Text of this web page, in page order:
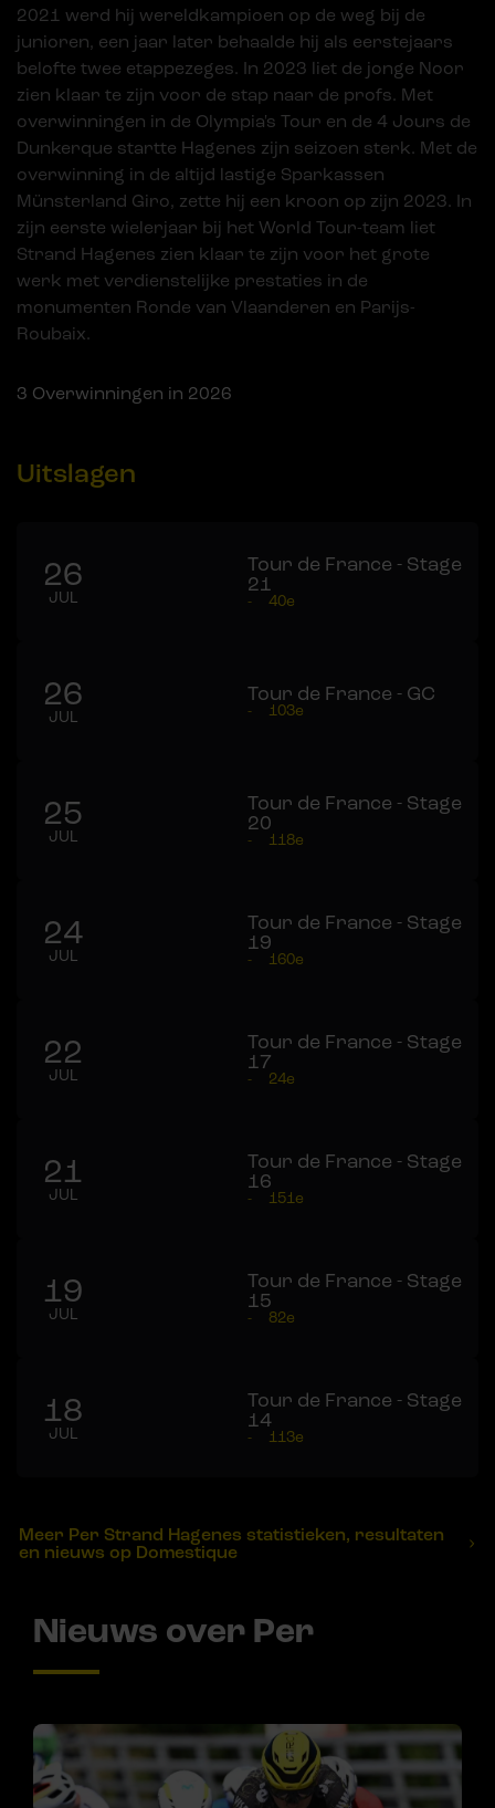
2021 werd hij wereldkampioen op de weg bij de
junioren, een jaar later behaalde hij als eerstejaars
belofte twee etappezeges. In 2023 liet de jonge Noor
zien klaar te zijn voor de stap naar de profs. Met
overwinningen in de Olympia's Tour en de 4 Jours de
Dunkerque startte Hagenes zijn seizoen sterk. Met de
overwinning in de altijd lastige Sparkassen
Münsterland Giro, zette hij een kroon op zijn 2023. In
zijn eerste wielerjaar bij het World Tour-team liet
Strand Hagenes zien klaar te zijn voor het grote
werk met verdienstelijke prestaties in de
monumenten Ronde van Vlaanderen en Parijs-
Roubaix.
3 Overwinningen in 2026
Uitslagen
26
JUL
Tour de France - Stage
21
- 40e
26
JUL
Tour de France - GC
- 103e
25
JUL
Tour de France - Stage
20
- 118e
24
JUL
Tour de France - Stage
19
- 160e
22
JUL
Tour de France - Stage
17
- 24e
21
JUL
Tour de France - Stage
16
- 151e
19
JUL
Tour de France - Stage
15
- 82e
18
JUL
Tour de France - Stage
14
- 113e
Meer Per Strand Hagenes statistieken, resultaten
en nieuws op Domestique
Nieuws over Per